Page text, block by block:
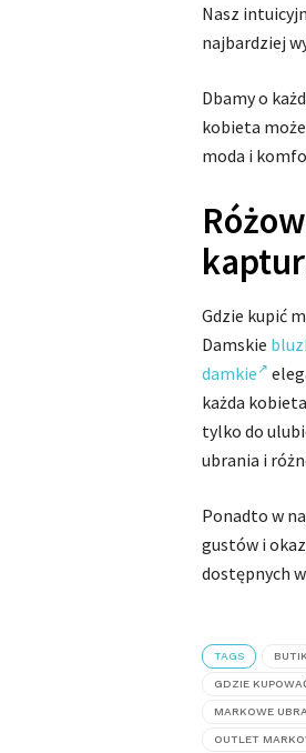
Nasz
najbardziej
Dbamy o
kobieta
moda i
Gdzie kupić
Damskie
damkie
każda
tylko do
ubrania i
Ponadto w
gustów i
dostępnych
TAGS
GDZIE
MARKOWE
OUTLET